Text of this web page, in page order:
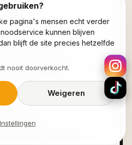
WAT ER MET DE
GAAT
GAAN DE
pagina's mensen echt verder
kunnen blijven
blijft de site precies hetzelfde
nooit doorverkocht.
Weigeren
Instellingen